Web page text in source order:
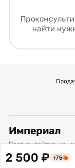
2 500 ₽ +75
найти
Империал
Подписывайтесь на
Вакансии